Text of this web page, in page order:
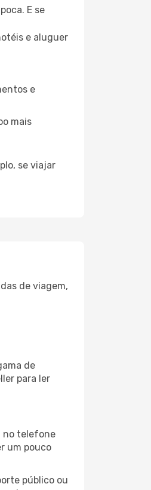
E se
e aluguer
e
mais
se viajar
de viagem,
de
para ler
no telefone
um pouco
público ou